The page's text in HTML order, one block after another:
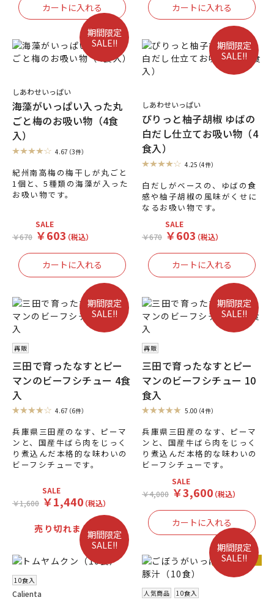
期間限定
SALE!!
しあわせいっぱい
海藻がいっぱい入った丸
ごと梅のお吸い物（4食
入）
4.67（3件）
紀州南高梅の梅干しが丸ごと
1個と、5種類の海藻が入った
お吸い物です。
￥670
SALE
￥603（税込）
期間限定
SALE!!
しあわせいっぱい
ぴりっと柚子胡椒 ゆばの
白だし仕立てお吸い物（4
食入）
4.25（4件）
白だしがベースの、ゆばの食
感や柚子胡椒の風味がくせに
なるお吸い物です。
￥670
SALE
￥603（税込）
期間限定
SALE!!
再販
三田で育ったなすとピー
マンのビーフシチュー 4食
入
4.67（6件）
兵庫県三田産のなす、ピーマ
ンと、国産牛ばら肉をじっく
り煮込んだ本格的な味わいの
ビーフシチューです。
￥1,600
SALE
￥1,440（税込）
売り切れました。
期間限定
SALE!!
再販
三田で育ったなすとピー
マンのビーフシチュー 10
食入
5.00（4件）
兵庫県三田産のなす、ピーマ
ンと、国産牛ばら肉をじっく
り煮込んだ本格的な味わいの
ビーフシチューです。
￥4,000
SALE
￥3,600（税込）
期間限定
SALE!!
10食入
Calienta
人気商品
期間限定
SALE!!
人気商品 10食入